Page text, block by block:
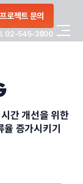
프로젝트 문의
02-545-3800
간 개선을 위한
율 증가시키기